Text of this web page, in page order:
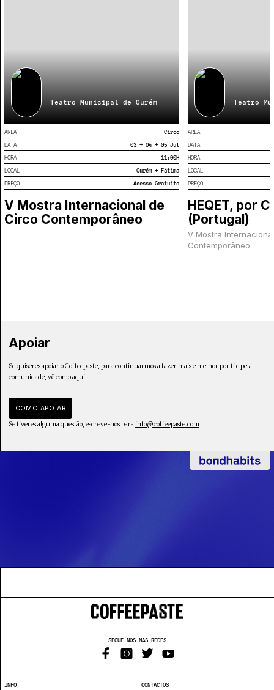
Teatro Municipal de Ourém
AREA
Circo
DATA
03 + 04 + 05 Jul
HORA
11:00H
LOCAL
Ourém + Fátima
PREÇO
Acesso Gratuito
V Mostra Internacional de
Circo Contemporâneo
Teatro
AREA
DATA
HORA
LOCAL
PREÇO
HEQET, por
(Portugal)
V Mostra
Contemporâneo
Apoiar
Se quiseres apoiar o Coffeepaste, para continuarmos a fazer mais e melhor por ti e pela
comunidade, vê como aqui.
COMO APOIAR
Se tiveres alguma questão, escreve-nos parainfo@coffeepaste.com
SEGUE-NOS NAS REDES
INFO CONTACTOS